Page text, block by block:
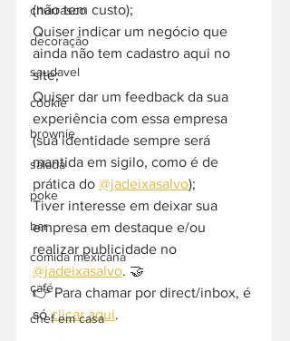
churrasco
decoração
saudavel
cookie
brownie
salada
poke
bar
comida mexicana
café
chef em casa
(não tem custo);
Quiser indicar um negócio que
ainda não tem cadastro aqui no
site;
Quiser dar um feedback da sua
experiência com essa empresa
(sua identidade sempre será
mantida em sigilo, como é de
prática do @jadeixasalvo);
Tiver interesse em deixar sua
empresa em destaque e/ou
realizar publicidade no
@jadeixasalvo. 🤝
👉 Para chamar por direct/inbox, é
só clicar aqui.